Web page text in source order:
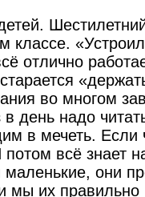
классе.
отлично
во многом
день надо
в мечеть. Если
потом всё знает
маленькие, они
мы их правильно